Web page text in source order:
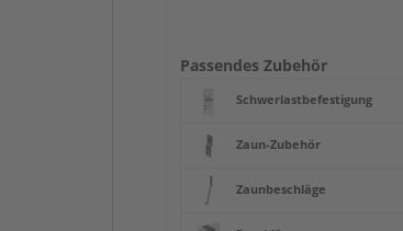
Passendes Zubehör
Schwerlastbefestigung
Zaun-Zubehör
Zaunbeschläge